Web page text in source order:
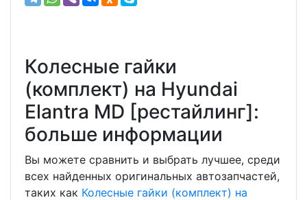
Колесные гайки
(комплект) на Hyundai
Elantra MD [рестайлинг]:
больше информации
Вы можете сравнить и выбрать лучшее, среди
всех найденных оригинальных автозапчастей,
таких как Колесные гайки (комплект) на